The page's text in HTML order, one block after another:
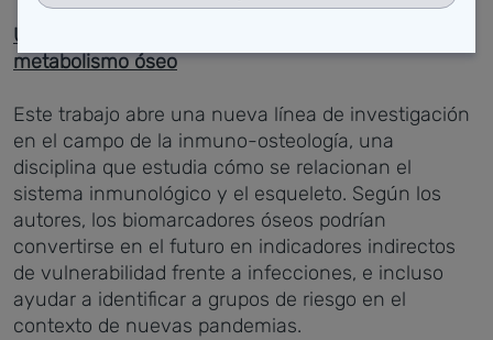
Un vínculo poco explorado entre inmunidad y
metabolismo óseo
Este trabajo abre una nueva línea de investigación
en el campo de la inmuno-osteología, una
disciplina que estudia cómo se relacionan el
sistema inmunológico y el esqueleto. Según los
autores, los biomarcadores óseos podrían
convertirse en el futuro en indicadores indirectos
de vulnerabilidad frente a infecciones, e incluso
ayudar a identificar a grupos de riesgo en el
contexto de nuevas pandemias.